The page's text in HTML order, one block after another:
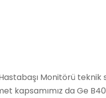
Monitörü teknik
kapsamımız da Ge